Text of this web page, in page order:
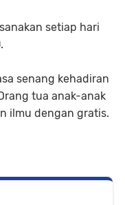
setiap hari
senang kehadiran
tua anak-anak
ilmu dengan gratis.